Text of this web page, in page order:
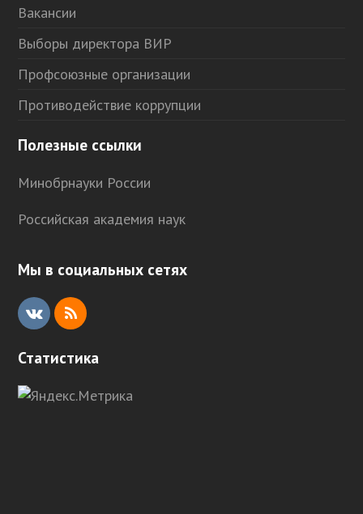
Вакансии
Выборы директора ВИР
Профсоюзные организации
Противодействие коррупции
Полезные ссылки
Минобрнауки России
Российская академия наук
Мы в социальных сетях
V
R
Статистика